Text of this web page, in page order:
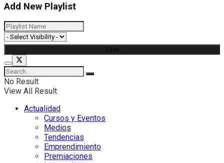
Add New Playlist
No Result
View All Result
Actualidad
Cursos y Eventos
Medios
Tendencias
Emprendimiento
Premiaciones